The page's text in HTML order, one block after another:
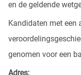
en de geldende
Kandidaten met een
genomen voor een
Adres: